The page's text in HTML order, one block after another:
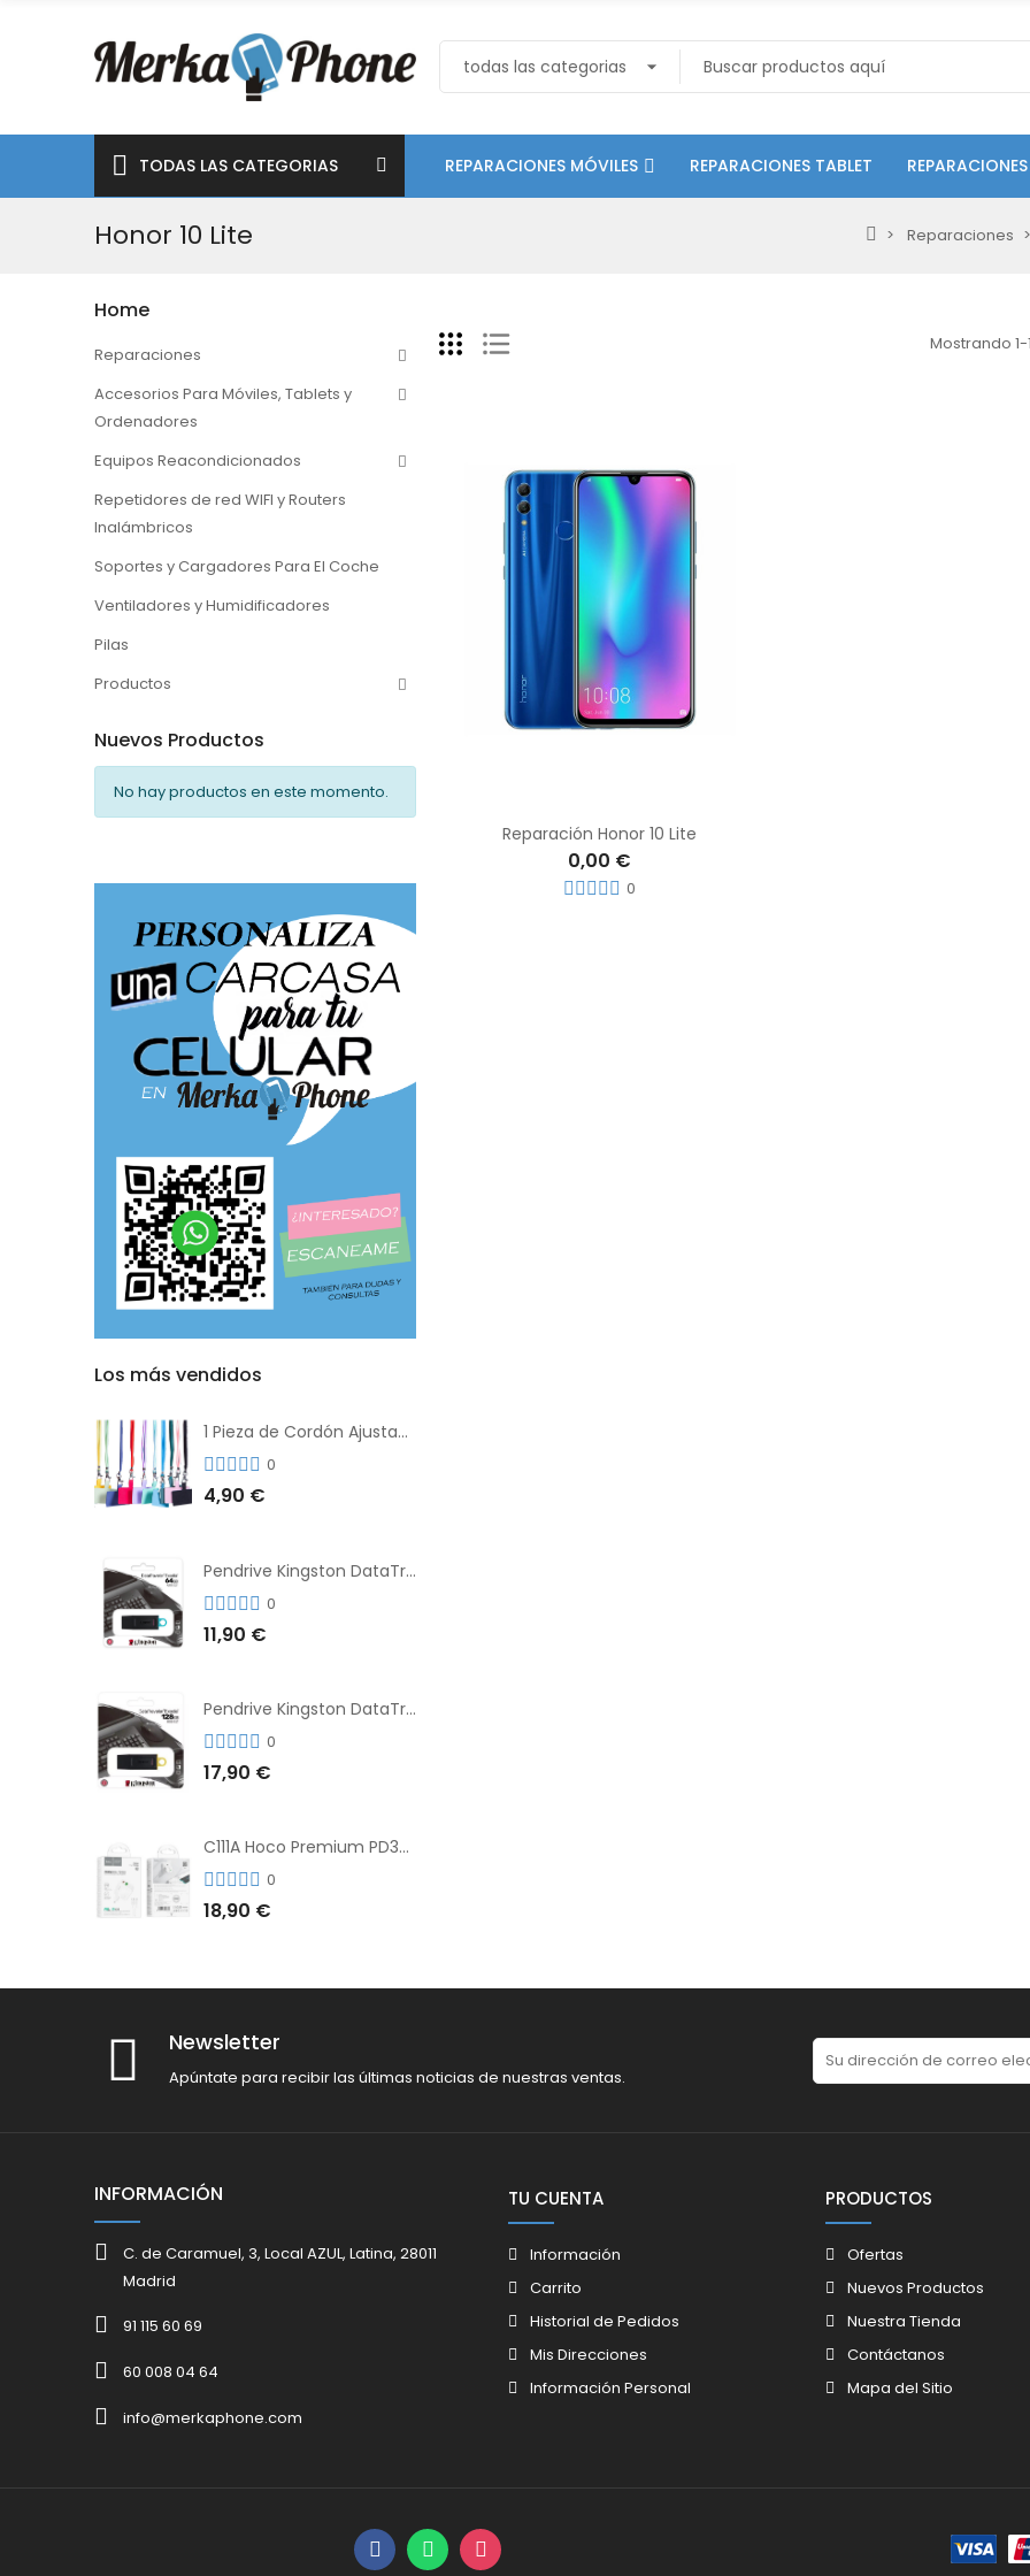
TODAS LAS CATEGORIAS REPARACIONES MÓVILES REPARACIONES TABLET
Honor 10 Lite Reparaciones
Home
Reparaciones
Accesorios Para Móviles, Tablets y
Ordenadores
Equipos Reacondicionados
Repetidores de red WIFI y Routers
Inalámbricos
Soportes y Cargadores Para El Coche
Ventiladores y Humidificadores
Pilas
Productos
Nuevos Productos
No hay productos en este momento.
Los más vendidos
1 Pieza de Cordón Ajustable Universal Para el Teléfono Con Clip Antipérdida
0
4,90 €
Pendrive Kingston DataTraveler® Exodia™ 64GB 3.2'
0
11,90 €
Pendrive Kingston DataTraveler® Exodia™ 128GB 3.2´
0
17,90 €
C111A Hoco Premium PD30W Adaptador de Carga Rápida Puerto Dual USB+Tipo C + Cable
0
18,90 €
Mostrando
Reparación Honor 10 Lite
0,00 €
0
Newsletter
Apúntate para recibir las últimas noticias de nuestras ventas.
INFORMACIÓN
C. de Caramuel, 3, Local AZUL, Latina, 28011
Madrid
91 115 60 69
60 008 04 64
info@merkaphone.com
TU CUENTA
Información
Carrito
Historial de Pedidos
Mis Direcciones
Información Personal
PRODUCTOS
Ofertas
Nuevos Productos
Nuestra Tienda
Contáctanos
Mapa del Sitio